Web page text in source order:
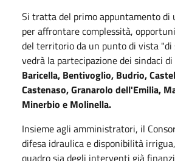
Si tratta del primo appuntamento di
per affrontare complessità,
del territorio da un punto di vista "di
vedrà la partecipazione dei sindaci di
Baricella, Bentivoglio, Budrio,
Castenaso, Granarolo dell'Emilia,
Minerbio e Molinella.
Insieme agli amministratori, il
difesa idraulica e disponibilità
quadro sia degli interventi già